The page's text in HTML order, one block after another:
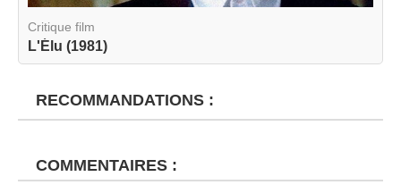
Critique film
L'Élu (1981)
RECOMMANDATIONS :
COMMENTAIRES :